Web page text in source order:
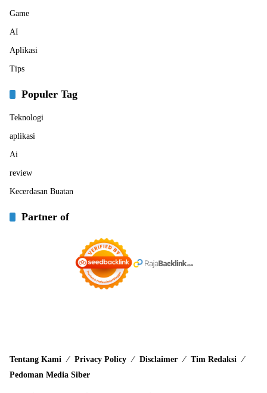
Game
AI
Aplikasi
Tips
Populer Tag
Teknologi
aplikasi
Ai
review
Kecerdasan Buatan
Partner of
Tentang Kami Privacy Policy Disclaimer
Tim Redaksi
Pedoman Media Siber